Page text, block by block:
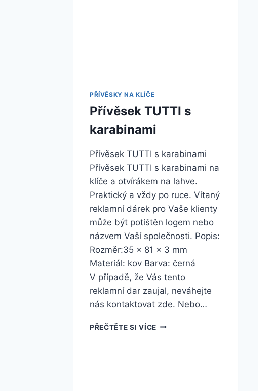
PŘÍVĚSKY NA KLÍČE
Přívěsek TUTTI s
karabinami
Přívěsek TUTTI s karabinami
Přívěsek TUTTI s karabinami na
klíče a otvírákem na lahve.
Praktický a vždy po ruce. Vítaný
reklamní dárek pro Vaše klienty
může být potištěn logem nebo
názvem Vaší společnosti. Popis:
Rozměr:35 x 81 x 3 mm
Materiál: kov Barva: černá
V případě, že Vás tento
reklamní dar zaujal, neváhejte
nás kontaktovat zde. Nebo…
PŘEČTĚTE SI VÍCE